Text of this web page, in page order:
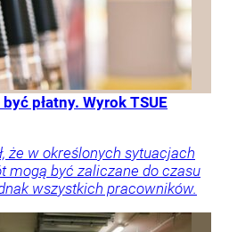
płatny. Wyrok TSUE
że w określonych sytuacjach
mogą być zaliczane do czasu
wszystkich pracowników.